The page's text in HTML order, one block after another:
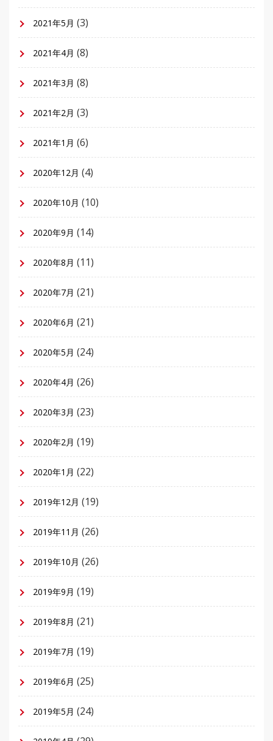
2021年5月 (3)
2021年4月 (8)
2021年3月 (8)
2021年2月 (3)
2021年1月 (6)
2020年12月 (4)
2020年10月 (10)
2020年9月 (14)
2020年8月 (11)
2020年7月 (21)
2020年6月 (21)
2020年5月 (24)
2020年4月 (26)
2020年3月 (23)
2020年2月 (19)
2020年1月 (22)
2019年12月 (19)
2019年11月 (26)
2019年10月 (26)
2019年9月 (19)
2019年8月 (21)
2019年7月 (19)
2019年6月 (25)
2019年5月 (24)